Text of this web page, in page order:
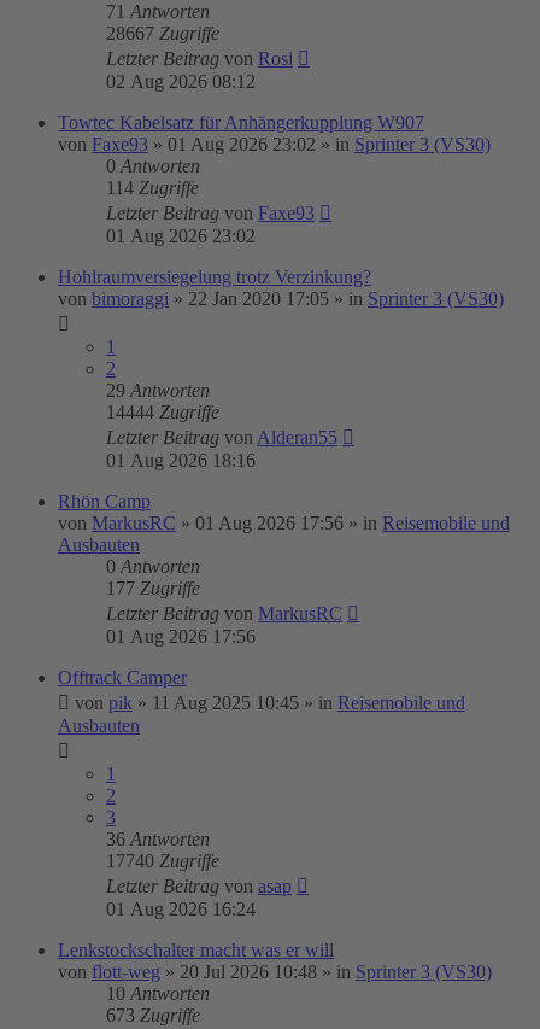
71 Antworten
28667 Zugriffe
Letzter Beitrag von Rosi
02 Aug 2026 08:12
Towtec Kabelsatz für Anhängerkupplung W907
von Faxe93 » 01 Aug 2026 23:02 » in Sprinter 3 (VS30)
0 Antworten
114 Zugriffe
Letzter Beitrag von Faxe93
01 Aug 2026 23:02
Hohlraumversiegelung trotz Verzinkung?
von bimoraggi » 22 Jan 2020 17:05 » in Sprinter 3 (VS30)
1
2
29 Antworten
14444 Zugriffe
Letzter Beitrag von Alderan55
01 Aug 2026 18:16
Rhön Camp
von MarkusRC » 01 Aug 2026 17:56 » in Reisemobile und
Ausbauten
0 Antworten
177 Zugriffe
Letzter Beitrag von MarkusRC
01 Aug 2026 17:56
Offtrack Camper
von pik » 11 Aug 2025 10:45 » in Reisemobile und
Ausbauten
1
2
3
36 Antworten
17740 Zugriffe
Letzter Beitrag von asap
01 Aug 2026 16:24
Lenkstockschalter macht was er will
von flott-weg » 20 Jul 2026 10:48 » in Sprinter 3 (VS30)
10 Antworten
673 Zugriffe